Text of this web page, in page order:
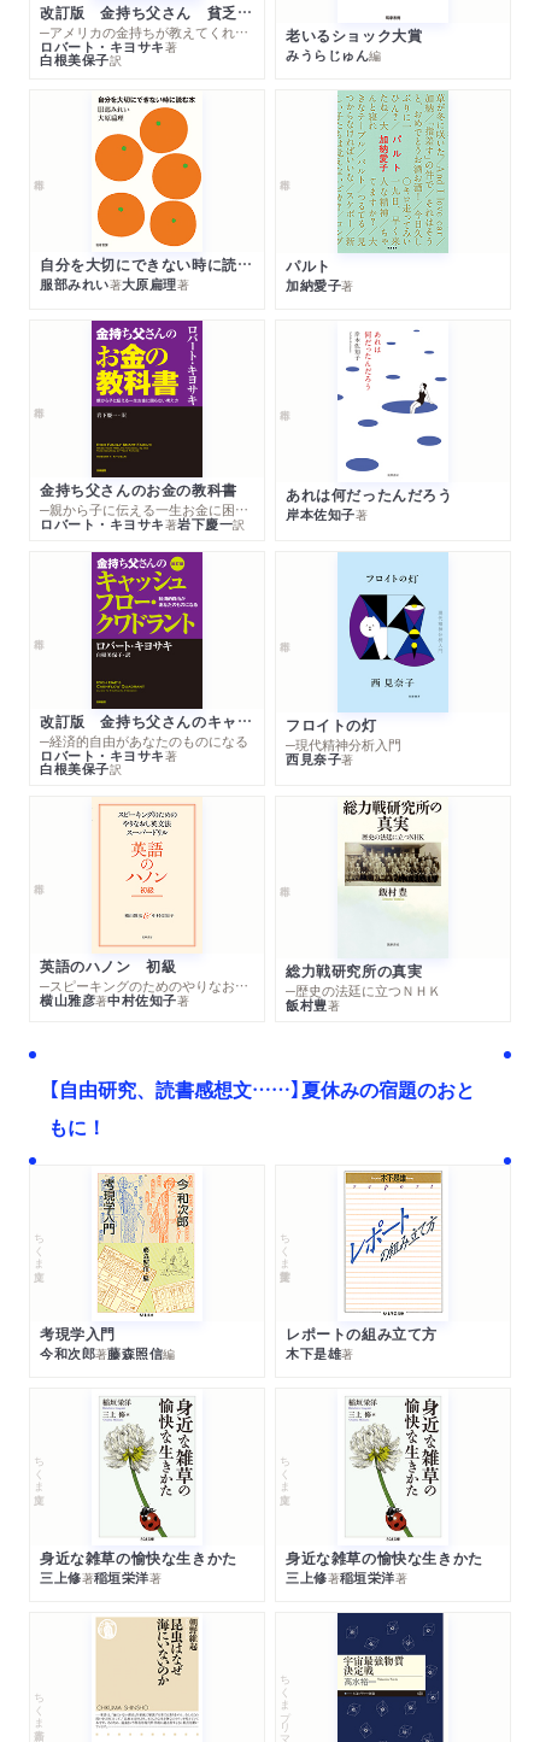
改訂版 金持ち父さん 貧乏父さん
─アメリカの金持ちが教えてくれるお金の哲学
ロバート・キヨサキ著
白根美保子訳
老いるショック大賞
みうらじゅん編
自分を大切にできない時に読む本
服部みれい著大原扁理著
パルト
加納愛子著
金持ち父さんのお金の教科書
─親から子に伝える一生お金に困らない考え方
ロバート・キヨサキ著岩下慶一訳
あれは何だったんだろう
岸本佐知子著
改訂版 金持ち父さんのキャッシュフロー・クワドラント
─経済的自由があなたのものになる
ロバート・キヨサキ著
白根美保子訳
フロイトの灯
─現代精神分析入門
西見奈子著
英語のハノン 初級
─スピーキングのためのやりなおし英文法スーパードリル
横山雅彦著中村佐知子著
総力戦研究所の真実
─歴史の法廷に立つＮＨＫ
飯村豊著
【自由研究、読書感想文……】夏休みの宿題のおと
もに！
ちくま文庫
考現学入門
今和次郎著藤森照信編
ちくま学芸文庫
レポートの組み立て方
木下是雄著
ちくま文庫
身近な雑草の愉快な生きかた
三上修著稲垣栄洋著
ちくま文庫
身近な雑草の愉快な生きかた
三上修著稲垣栄洋著
ちくま新書 ちくまプリマー新書